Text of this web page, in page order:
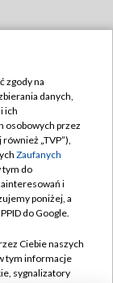
zgody na
danych,
ich
osobowych przez
„TVP”),
Zaufanych
tym do
i
poniżej, a
do Google.
Ciebie naszych
tym informacje
sygnalizatory